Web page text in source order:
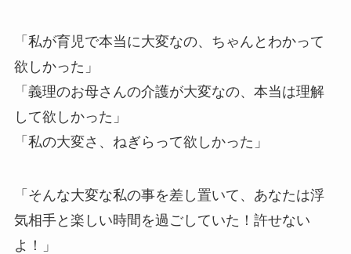
「私が育児で本当に大変なの、ちゃんとわかって
欲しかった」
「義理のお母さんの介護が大変なの、本当は理解
して欲しかった」
「私の大変さ、ねぎらって欲しかった」
「そんな大変な私の事を差し置いて、あなたは浮
気相手と楽しい時間を過ごしていた！許せない
よ！」